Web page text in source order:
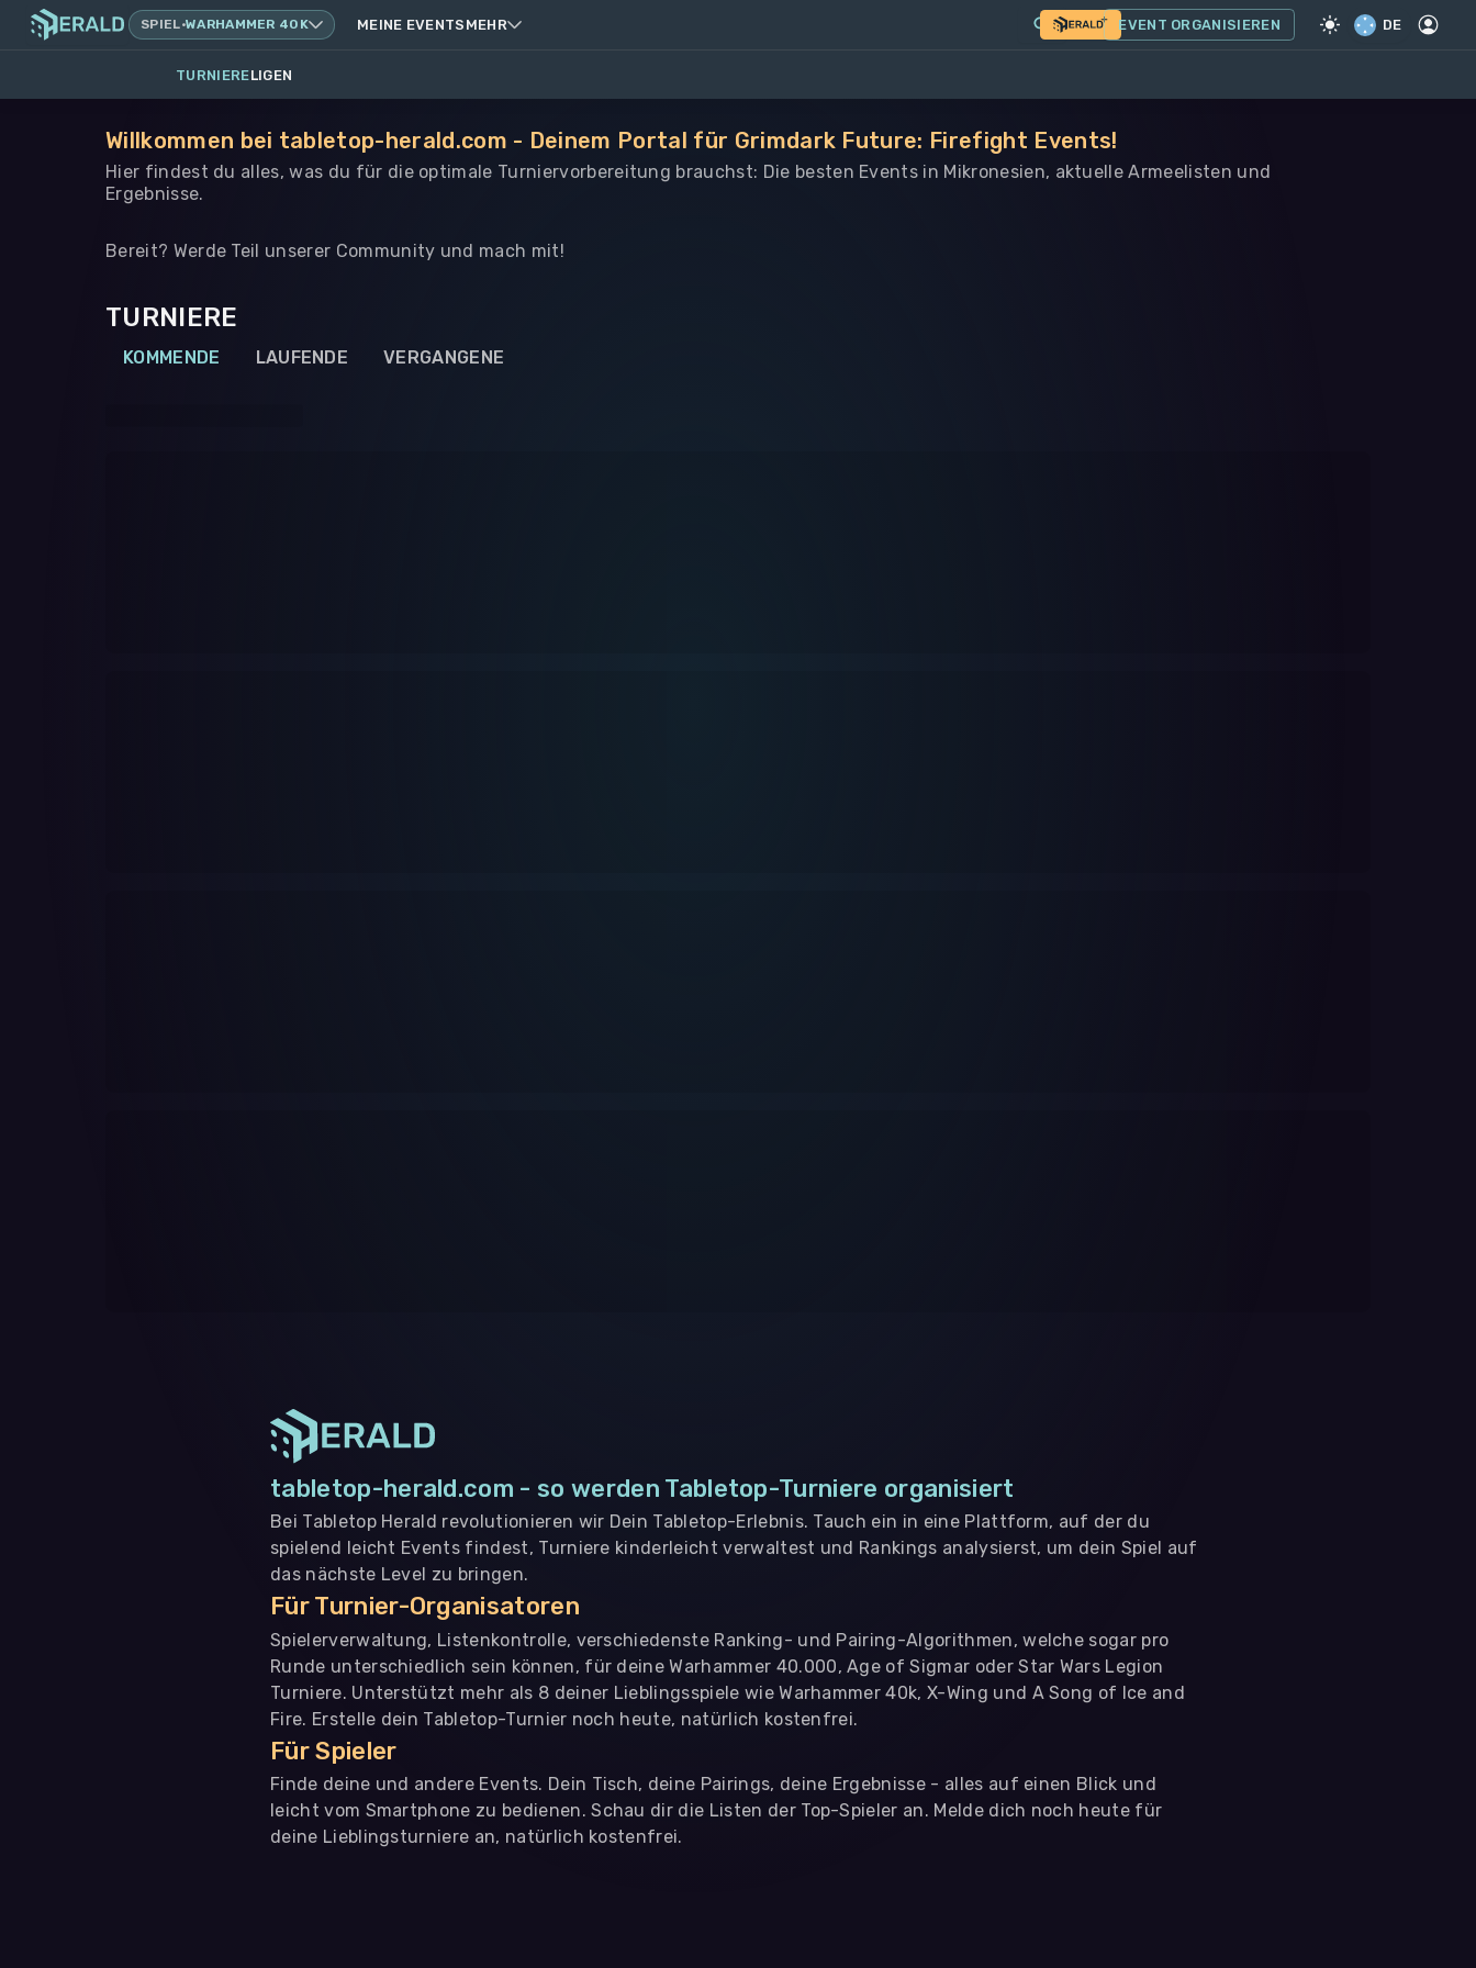
SPIEL·WARHAMMER 40K MEINE EVENTS MEHR EVENT ORGANISIEREN DE
TURNIERELIGEN
Willkommen bei tabletop-herald.com - Deinem Portal für Grimdark Future: Firefight Events!
Hier findest du alles, was du für die optimale Turniervorbereitung brauchst: Die besten Events in Mikronesien, aktuelle Armeelisten und
Ergebnisse.
Bereit? Werde Teil unserer Community und mach mit!
TURNIERE
KOMMENDE LAUFENDE VERGANGENE
tabletop-herald.com - so werden Tabletop-Turniere organisiert
Bei Tabletop Herald revolutionieren wir Dein Tabletop-Erlebnis. Tauch ein in eine Plattform, auf der du
spielend leicht Events findest, Turniere kinderleicht verwaltest und Rankings analysierst, um dein Spiel auf
das nächste Level zu bringen.
Für Turnier-Organisatoren
Spielerverwaltung, Listenkontrolle, verschiedenste Ranking- und Pairing-Algorithmen, welche sogar pro
Runde unterschiedlich sein können, für deine Warhammer 40.000, Age of Sigmar oder Star Wars Legion
Turniere. Unterstützt mehr als 8 deiner Lieblingsspiele wie Warhammer 40k, X-Wing und A Song of Ice and
Fire. Erstelle dein Tabletop-Turnier noch heute, natürlich kostenfrei.
Für Spieler
Finde deine und andere Events. Dein Tisch, deine Pairings, deine Ergebnisse - alles auf einen Blick und
leicht vom Smartphone zu bedienen. Schau dir die Listen der Top-Spieler an. Melde dich noch heute für
deine Lieblingsturniere an, natürlich kostenfrei.